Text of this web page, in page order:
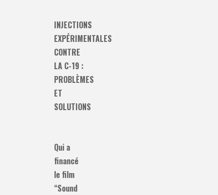
INJECTIONS
EXPÉRIMENTALES
CONTRE
LA C-19 :
PROBLÈMES
ET
SOLUTIONS
Qui a
financé
le film
“Sound